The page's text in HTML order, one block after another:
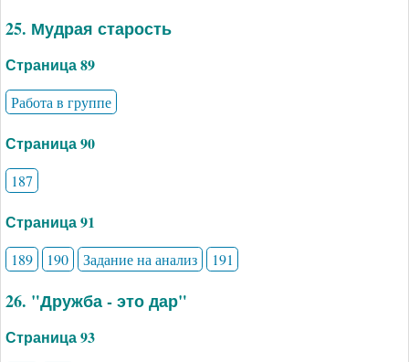
25. Мудрая старость
Страница 89
Работа в группе
Страница 90
187
Страница 91
189 190 Задание на анализ 191
26. "Дружба - это дар"
Страница 93